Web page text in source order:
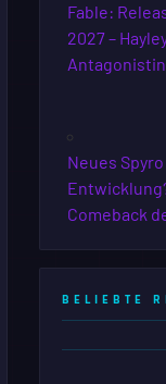
Fable:
2027 –
Antagonistin
Neues
Comeback
BELIEBTE